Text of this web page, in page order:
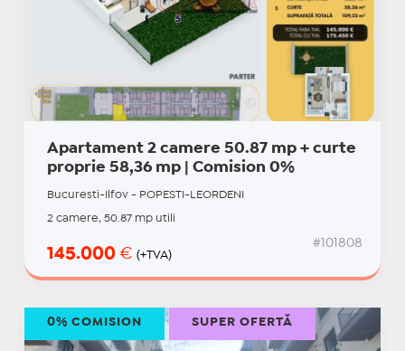
Apartament 2 camere 50.87 mp + curte
proprie 58,36 mp | Comision 0%
Bucuresti-Ilfov - POPESTI-LEORDENI
2 camere, 50.87 mp utili
145.000 € (+TVA)
#101808
0% COMISION SUPER OFERTĂ